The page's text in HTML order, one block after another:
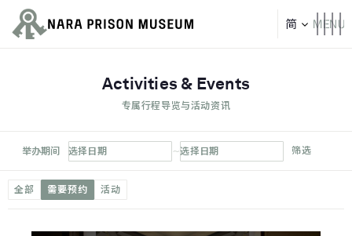
Activities & Events
专属行程导览与活动资讯
举办期间 选择日期 ~选择日期 筛选
全部 需要预约 活动